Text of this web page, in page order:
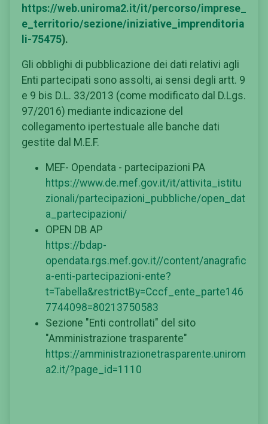
https://web.uniroma2.it/it/percorso/imprese_
e_territorio/sezione/iniziative_imprenditoria
li-75475).
Gli obblighi di pubblicazione dei dati relativi agli
Enti partecipati sono assolti, ai sensi degli artt. 9
e 9 bis D.L. 33/2013 (come modificato dal D.Lgs.
97/2016) mediante indicazione del
collegamento ipertestuale alle banche dati
gestite dal M.E.F.
MEF- Opendata - partecipazioni PA
https://www.de.mef.gov.it/it/attivita_istitu
zionali/partecipazioni_pubbliche/open_dat
a_partecipazioni/
OPEN DB AP
https://bdap-
opendata.rgs.mef.gov.it//content/anagrafic
a-enti-partecipazioni-ente?
t=Tabella&restrictBy=Cccf_ente_parte146
7744098=80213750583
Sezione "Enti controllati" del sito
"Amministrazione trasparente"
https://amministrazionetrasparente.unirom
a2.it/?page_id=1110